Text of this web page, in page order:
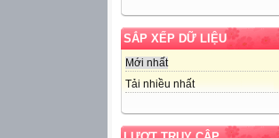
SẮP XẾP DỮ LIỆU
Mới nhất
Tải nhiều nhất